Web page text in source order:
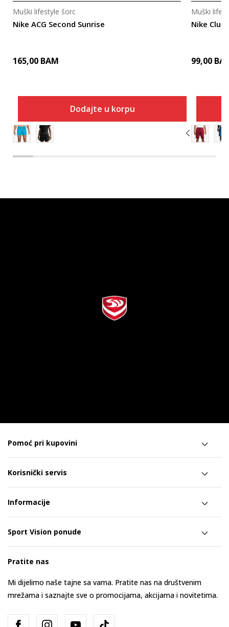
Nike ACG Second Sunrise
Muški lifestyle šorc
165,00 BAM
Dodajte u korpu
Nike Club
Muški
99,00
Pomoć pri kupovini
Korisnički servis
Informacije
Sport Vision ponude
Pratite nas
Mi dijelimo naše tajne sa vama. Pratite nas na društvenim
mrežama i saznajte sve o promocijama, akcijama i novitetima.